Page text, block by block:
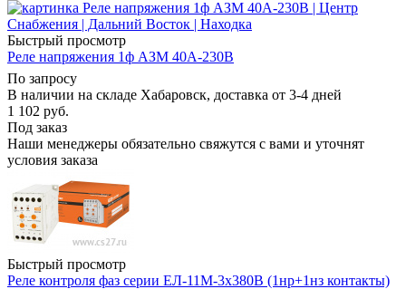
Быстрый просмотр
Реле напряжения 1ф АЗМ 40А-230В
По запросу
В наличии на складе Хабаровск, доставка от 3-4 дней
1 102 руб.
Под заказ
Наши менеджеры обязательно свяжутся с вами и уточнят
условия заказа
Быстрый просмотр
Реле контроля фаз серии ЕЛ-11М-3х380В (1нр+1нз контакты)